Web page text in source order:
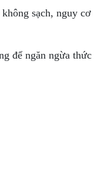
sạch, nguy
để ngăn ngừa